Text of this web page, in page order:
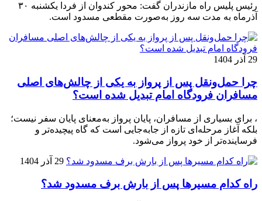
رئیس پلیس راه مازندران گفت: محور کندوان از فردا یکشنبه ۳۰
آذرماه به مدت سه روز به‌صورت مقطعی مسدود است.
29 آذر 1404
چرا حمل‌ونقل پس از پرواز به یکی از چالش‌های اصلی
مسافران فرودگاه امام تبدیل شده است؟
، برای بسیاری از مسافران، پایان پرواز به‌معنای پایان سفر نیست؛
بلکه آغاز مرحله‌ای تازه از جابه‌جایی است که گاه پیچیده‌تر و
فرساینده‌تر از خود پرواز می‌شود.
29 آذر 1404
راه کدام مسیرها پس از بارش برف مسدود شد؟